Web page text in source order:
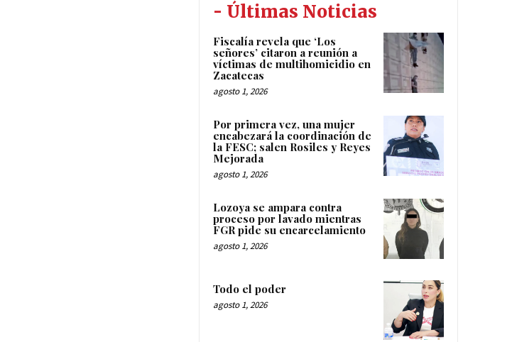
- Últimas Noticias
Fiscalía revela que ‘Los
señores’ citaron a reunión a
víctimas de multihomicidio en
Zacatecas
agosto 1, 2026
Por primera vez, una mujer
encabezará la coordinación de
la FESC; salen Rosiles y Reyes
Mejorada
agosto 1, 2026
Lozoya se ampara contra
proceso por lavado mientras
FGR pide su encarcelamiento
agosto 1, 2026
Todo el poder
agosto 1, 2026